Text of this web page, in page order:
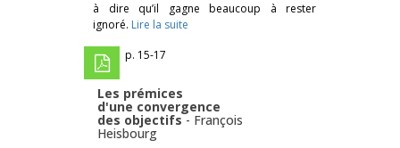
à dire qu’il gagne beaucoup à rester
ignoré. Lire la suite
p. 15-17
Les prémices
d'une convergence
des objectifs- François
Heisbourg